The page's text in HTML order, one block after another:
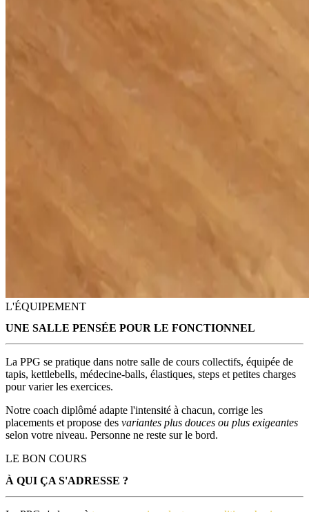
L'ÉQUIPEMENT
UNE SALLE PENSÉE POUR LE FONCTIONNEL
La PPG se pratique dans notre salle de cours collectifs, équipée de
tapis, kettlebells, médecine-balls, élastiques, steps et petites charges
pour varier les exercices.
Notre coach diplômé adapte l'intensité à chacun, corrige les
placements et propose des variantes plus douces ou plus exigeantes
selon votre niveau. Personne ne reste sur le bord.
LE BON COURS
À QUI ÇA S'ADRESSE ?